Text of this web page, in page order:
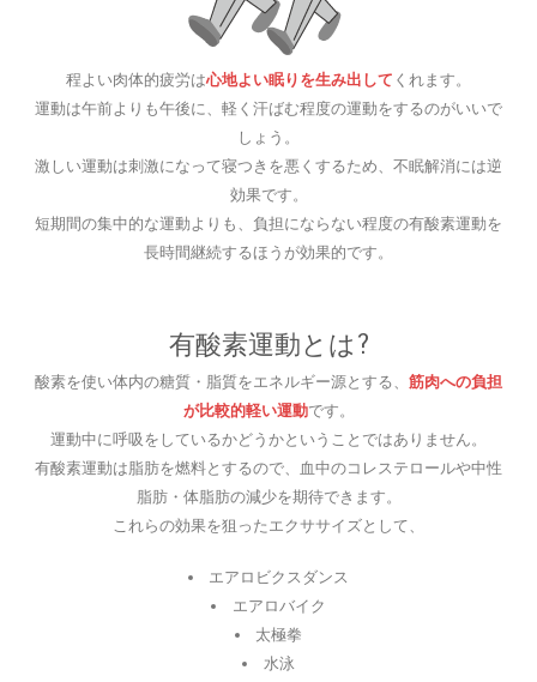
程よい肉体的疲労は心地よい眠りを生み出して くれます。
運動は午前よりも午後に、軽く汗ばむ程度の運動をするのがいいで
しょう。
激しい運動は刺激になって寝つきを悪くするため、不眠解消には逆
効果です。
短期間の集中的な運動よりも、負担にならない程度の有酸素運動を
長時間継続するほうが効果的です。
有酸素運動とは?
酸素を使い体内の糖質・脂質をエネルギー源とする、 筋肉への負担
が比較的軽い運動です。
運動中に呼吸をしているかどうかということではありません。
有酸素運動は脂肪を燃料とするので、血中のコレステロールや中性
脂肪・体脂肪の減少を期待できます。
これらの効果を狙ったエクササイズとして、
エアロビクスダンス
エアロバイク
太極拳
水泳